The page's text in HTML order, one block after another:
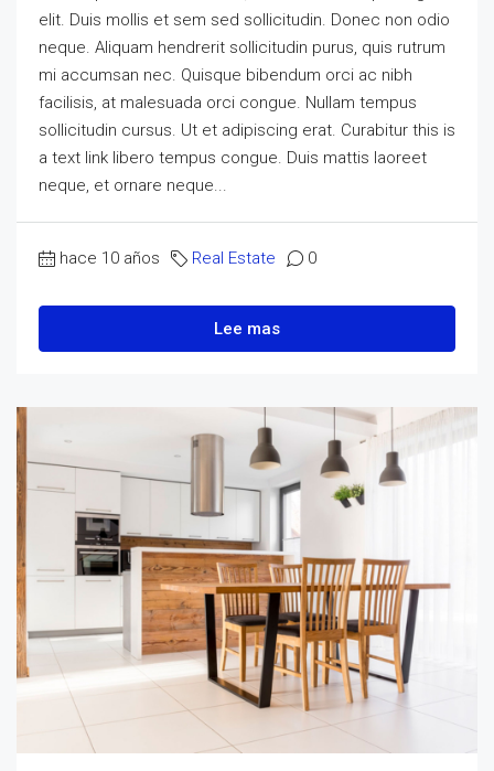
elit. Duis mollis et sem sed sollicitudin. Donec non odio
neque. Aliquam hendrerit sollicitudin purus, quis rutrum
mi accumsan nec. Quisque bibendum orci ac nibh
facilisis, at malesuada orci congue. Nullam tempus
sollicitudin cursus. Ut et adipiscing erat. Curabitur this is
a text link libero tempus congue. Duis mattis laoreet
neque, et ornare neque...
hace 10 años Real Estate 0
Lee mas